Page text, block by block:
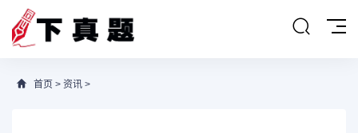
首页 > 资讯 >